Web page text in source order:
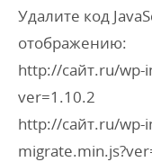
Удалите код
отображению:
http://сайт.ru/wp-
ver=1.10.2
http://сайт.ru/wp-